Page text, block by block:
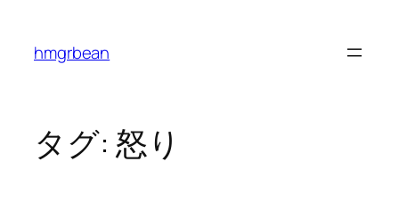
hmgrbean
タグ: 怒り